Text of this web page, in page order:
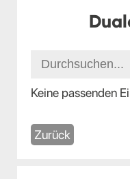
Keine passenden
Zurück